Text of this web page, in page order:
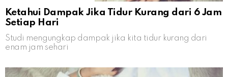
Ketahui Dampak Jika Tidur Kurang dari 6 Jam
Setiap Hari
Studi mengungkap dampak jika kita tidur kurang dari
enam jam sehari